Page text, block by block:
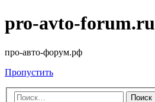
pro-avto-forum.ru
про-авто-форум.рф
Пропустить
Поиск